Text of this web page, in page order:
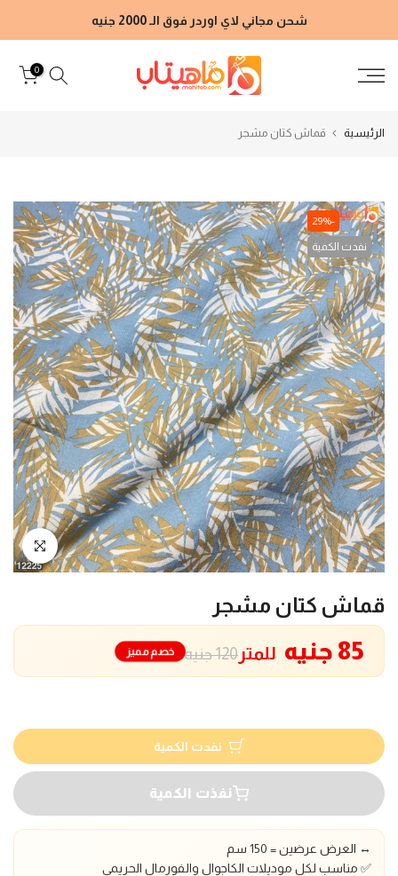
إلى
شحن مجاني لاي اوردر فوق الـ 2000 جنيه
0
الرئيسية قماش كتان مشجر
-29%
نفدت الكمية
انقر للتكبير
قماش كتان مشجر
120 جنيه 85 جنيه للمتر خصم مميز
نفدت الكمية
نفذت الكمية
↔️ العرض عرضين = 150 سم
✅ مناسب لكل موديلات الكاجوال والفورمال الحريمي